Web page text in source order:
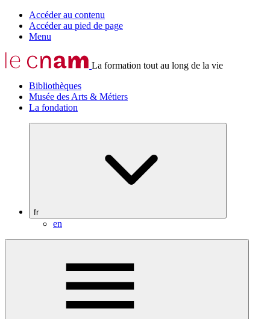
Accéder au contenu
Accéder au pied de page
Menu
La formation tout au long de la vie
Bibliothèques
Musée des Arts & Métiers
La fondation
fr
en